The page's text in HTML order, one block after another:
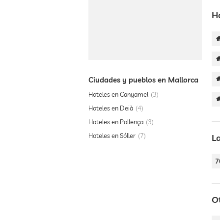
Ciudades y pueblos en Mallorca
Hoteles en Canyamel
3
Hoteles en Deià 4
Hoteles en Pollença
3
Hoteles en Sóller
7